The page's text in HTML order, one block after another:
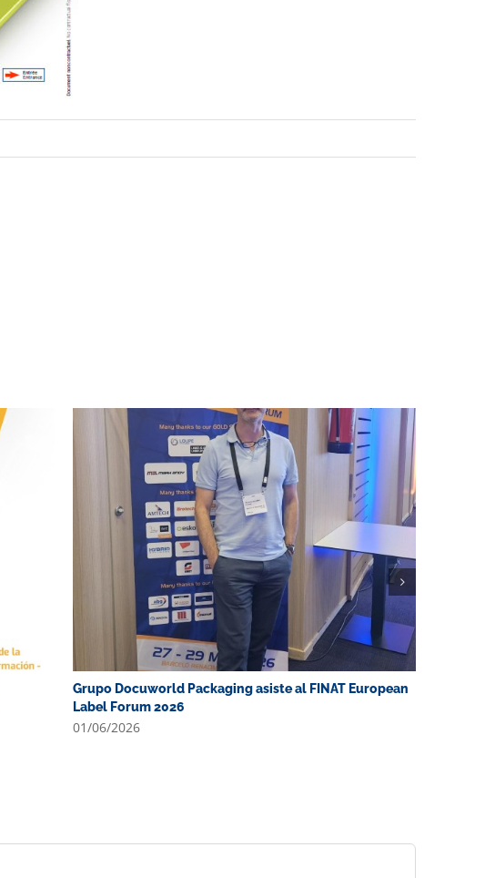
Grupo Docuworld Packaging asiste al FINAT European
Label Forum 2026
01/06/2026